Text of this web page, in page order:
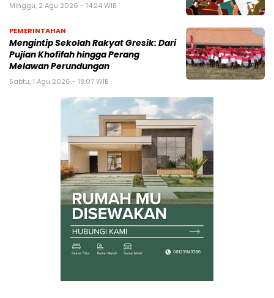
Minggu, 2 Agu 2026 - 14:24 WIB
PEMERINTAHAN
Mengintip Sekolah Rakyat Gresik: Dari
Pujian Khofifah hingga Perang
Melawan Perundungan
Sabtu, 1 Agu 2026 - 18:07 WIB